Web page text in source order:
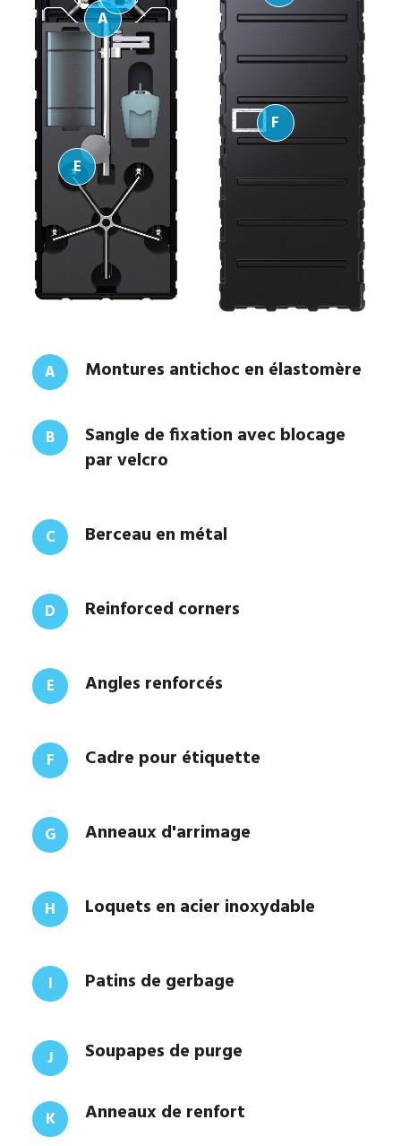
A
E
F
A Montures antichoc en élastomère
B
Sangle de fixation avec blocage
par velcro
C Berceau en métal
D Reinforced corners
E Angles renforcés
F Cadre pour étiquette
G Anneaux d'arrimage
H Loquets en acier inoxydable
I Patins de gerbage
J Soupapes de purge
K Anneaux de renfort